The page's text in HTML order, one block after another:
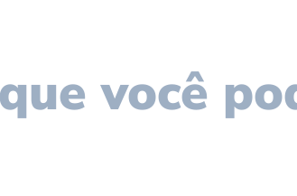
você